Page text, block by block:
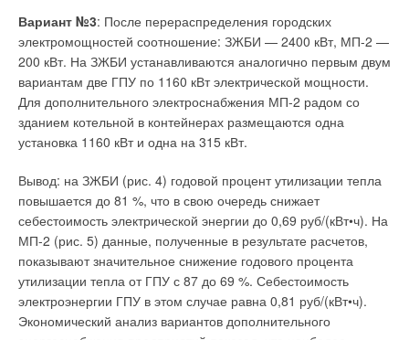
Вариант №3: После перераспределения городских
электромощностей соотношение: ЗЖБИ — 2400 кВт, МП-2 —
200 кВт. На ЗЖБИ устанавливаются аналогично первым двум
вариантам две ГПУ по 1160 кВт электрической мощности.
Для дополнительного электроснабжения МП-2 радом со
зданием котельной в контейнерах размещаются одна
установка 1160 кВт и одна на 315 кВт.
Вывод: на ЗЖБИ (рис. 4) годовой процент утилизации тепла
повышается до 81 %, что в свою очередь снижает
себестоимость электрической энергии до 0,69 руб/(кВт•ч). На
МП-2 (рис. 5) данные, полученные в результате расчетов,
показывают значительное снижение годового процента
утилизации тепла от ГПУ с 87 до 69 %. Себестоимость
электроэнергии ГПУ в этом случае равна 0,81 руб/(кВт•ч).
Экономический анализ вариантов дополнительного
что сопоставимо с шелестом травы. Но стоит учитывать, что
в «бесшумном» режиме производительность прибора сильно
снижается. Да и стоят такие «тихони» довольно дорого.
Тихое тепло
Для частных домов и квартир с автономным отоплением
отопительный котел. Так, в газовых котлах с закрытой
камерой сгорания работающие вентиляторы,
обеспечивающие подачу топлива в камеру сгорания и тягу в
дымоходе, могут создавать немало шума. В современные
бытовые котлы часто интегрирован циркуляционный насос,
который также вносит свою лепту в повышенный звуковой
фон.